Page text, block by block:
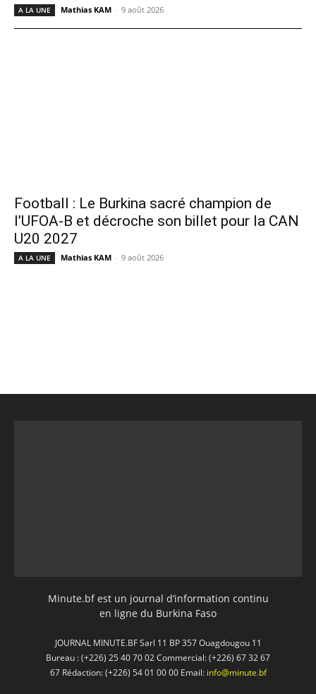
A LA UNE Mathias KAM - 9 août 2026
Football : Le Burkina sacré champion de
l’UFOA-B et décroche son billet pour la CAN
U20 2027
A LA UNE Mathias KAM - 9 août 2026
Minute.bf est un journal d’information continu
en ligne du Burkina Faso
JOURNAL MINUTE.BF Sarl 11 BP 357 Ouagdougou 11
Bureau : (+226) 25 40 70 02 Commercial: (+226) 67 32 67
67 Rédaction: (+226) 54 01 00 00 Email: info@minute.bf